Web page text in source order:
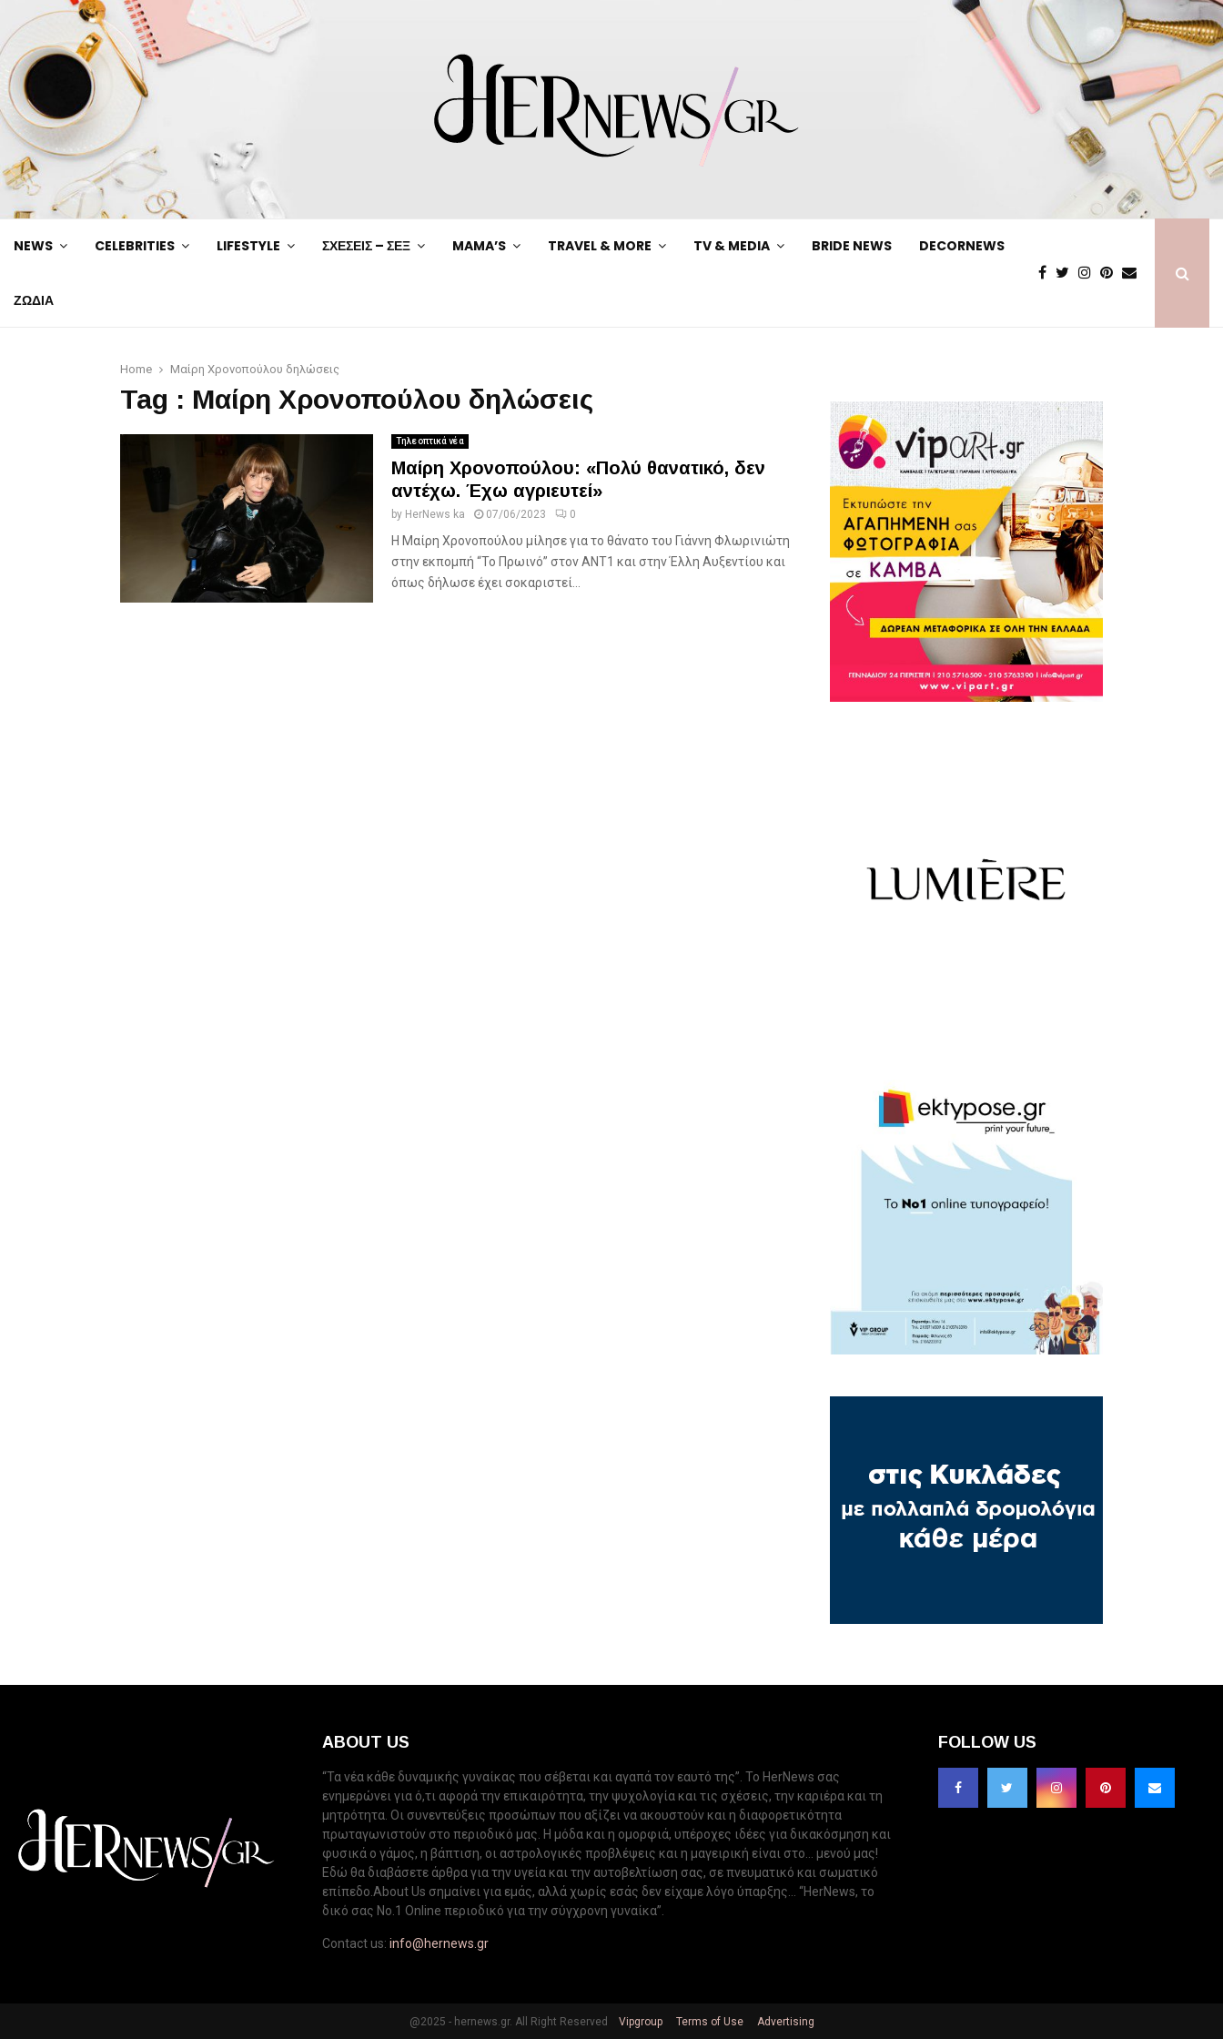
NEWS CELEBRITIES LIFESTYLE ΣΧΕΣΕΙΣ – ΣΕΞ MAMA’S TRAVEL & MORE TV & MEDIA BRIDE NEWS DECORNEWS
ΖΩΔΙΑ
Home Μαίρη Χρονοπούλου δηλώσεις
Tag : Μαίρη Χρονοπούλου δηλώσεις
Τηλεοπτικά νέα
Μαίρη Χρονοπούλου: «Πολύ θανατικό, δεν
αντέχω. Έχω αγριευτεί»
by HerNews ka 07/06/2023 0
Η Μαίρη Χρονοπούλου μίλησε για το θάνατο του Γιάννη Φλωρινιώτη
στην εκπομπή “Το Πρωινό” στον ΑΝΤ1 και στην Έλλη Αυξεντίου και
όπως δήλωσε έχει σοκαριστεί...
ABOUT US
“Τα νέα κάθε δυναμικής γυναίκας που σέβεται και αγαπά τον εαυτό της”. Το HerNews σας
ενημερώνει για ό,τι αφορά την επικαιρότητα, την ψυχολογία και τις σχέσεις, την καριέρα και τη
μητρότητα. Οι συνεντεύξεις προσώπων που αξίζει να ακουστούν και η διαφορετικότητα
πρωταγωνιστούν στο περιοδικό μας. Η μόδα και η ομορφιά, υπέροχες ιδέες για δικακόσμηση και
φυσικά ο γάμος, η βάπτιση, οι αστρολογικές προβλέψεις και η μαγειρική είναι στο... μενού μας!
Εδώ θα διαβάσετε άρθρα για την υγεία και την αυτοβελτίωση σας, σε πνευματικό και σωματικό
επίπεδο.About Us σημαίνει για εμάς, αλλά χωρίς εσάς δεν είχαμε λόγο ύπαρξης... “HerNews, το
δικό σας Νo.1 Online περιοδικό για την σύγχρονη γυναίκα”.
Contact us: info@hernews.gr
FOLLOW US
@2025 - hernews.gr. All Right Reserved Vipgroup Terms of Use Advertising